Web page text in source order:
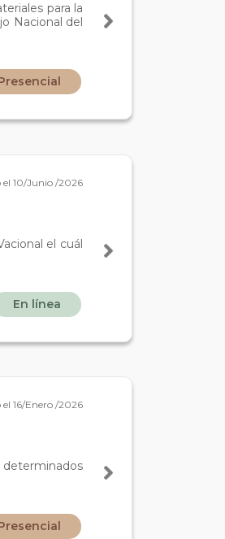
para la
Nacional del
10/Junio /2026
el cuál
En línea
16/Enero /2026